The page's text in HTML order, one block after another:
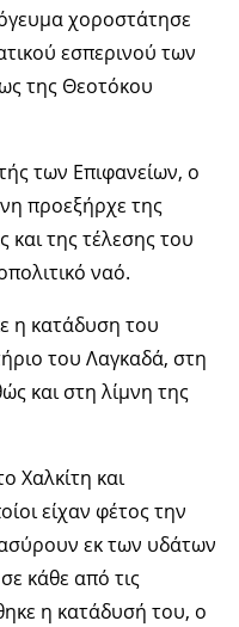
χοροστάτησε
εσπερινού των
της Θεοτόκου
των Επιφανείων, ο
προεξήρχε της
και της τέλεσης του
ναό.
η κατάδυση του
του Λαγκαδά, στη
και στη λίμνη της
Χαλκίτη και
είχαν φέτος την
εκ των υδάτων
κάθε από τις
η κατάδυσή του, ο